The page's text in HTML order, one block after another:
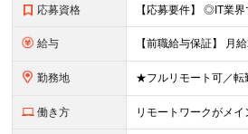
応募資格
給与
勤務地
働き方 リモートワークがメイ